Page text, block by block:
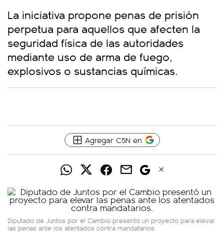
La iniciativa propone penas de prisión
perpetua para aquellos que afecten la
seguridad física de las autoridades
mediante uso de arma de fuego,
explosivos o sustancias químicas.
Agregar C5N en
Diputado de Juntos por el Cambio presentó un proyecto para elevar
las penas ante los atentados contra mandatarios.